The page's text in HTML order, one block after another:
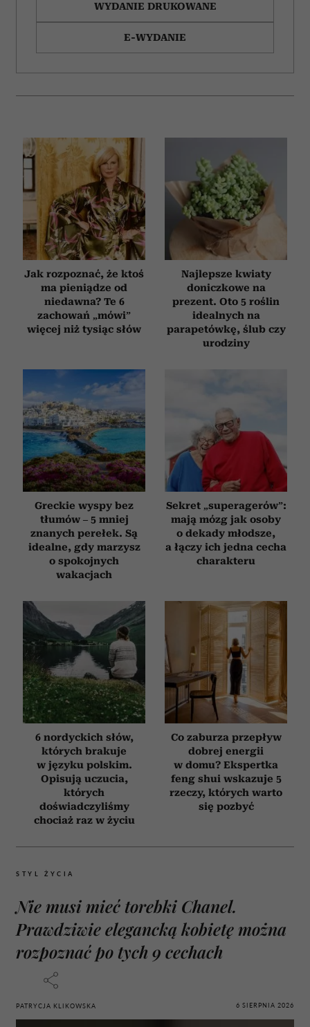
WYDANIE DRUKOWANE
E-WYDANIE
Jak rozpoznać, że ktoś
ma pieniądze od
niedawna? Te 6
zachowań „mówi”
więcej niż tysiąc słów
Najlepsze kwiaty
doniczkowe na
prezent. Oto 5 roślin
idealnych na
parapetówkę, ślub czy
urodziny
Greckie wyspy bez
tłumów – 5 mniej
znanych perełek. Są
idealne, gdy marzysz
o spokojnych
wakacjach
Sekret „superagerów”:
mają mózg jak osoby
o dekady młodsze,
a łączy ich jedna cecha
charakteru
6 nordyckich słów,
których brakuje
w języku polskim.
Opisują uczucia,
których
doświadczyliśmy
chociaż raz w życiu
Co zaburza przepływ
dobrej energii
w domu? Ekspertka
feng shui wskazuje 5
rzeczy, których warto
się pozbyć
STYL ŻYCIA
Nie musi mieć torebki Chanel.
Prawdziwie elegancką kobietę można
rozpoznać po tych 9 cechach
PATRYCJA KLIKOWSKA 6 SIERPNIA 2026